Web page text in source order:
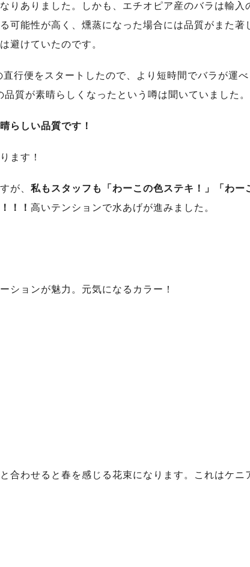
りありました。しかも、エチオピア産のバラは輸入
可能性が高く、燻蒸になった場合には品質がまた著
避けていたのです。
行便をスタートしたので、より短時間でバラが運
質が素晴らしくなったという噂は聞いていました。
らしい品質です！
ます！
が、 私もスタッフも「わーこの色ステキ！」「わー
！！ 高いテンションで水あげが進みました。
ションが魅力。元気になるカラー！
合わせると春を感じる花束になります。これはケニ